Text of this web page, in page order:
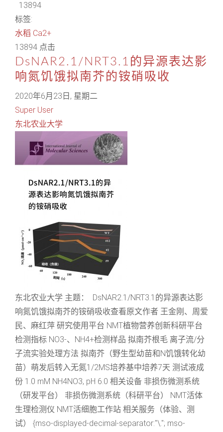
13894
标签:
水稻 Ca2+
13894 点击
DsNAR2.1/NRT3.1的异源表达影
响氮饥饿拟南芥的铵硝吸收
2020年6月23日, 星期二
Super User
东北农业大学
东北农业大学 主题： DsNAR2.1/NRT3.1的异源表达影
响氮饥饿拟南芥的铵硝吸收查看原文作者 王金刚、周爱
民、麻红萍 研究使用平台 NMT植物营养创新科研平台
检测指标 NO3-、NH4+检测样品 拟南芥根毛 离子流/分
子流实验处理方法 拟南芥（野生型幼苗和N饥饿转化幼
苗）萌发后转入无氮1/2MS培养基中培养7天 测试液成
份 1.0 mM NH4NO3, pH 6.0 相关设备 非损伤微测系统
（研发平台） 非损伤微测系统（科研平台） NMT活体
生理检测仪 NMT活细胞工作站 相关服务（体验、测
试） {mso-displayed-decimal-separator:"\."; mso-